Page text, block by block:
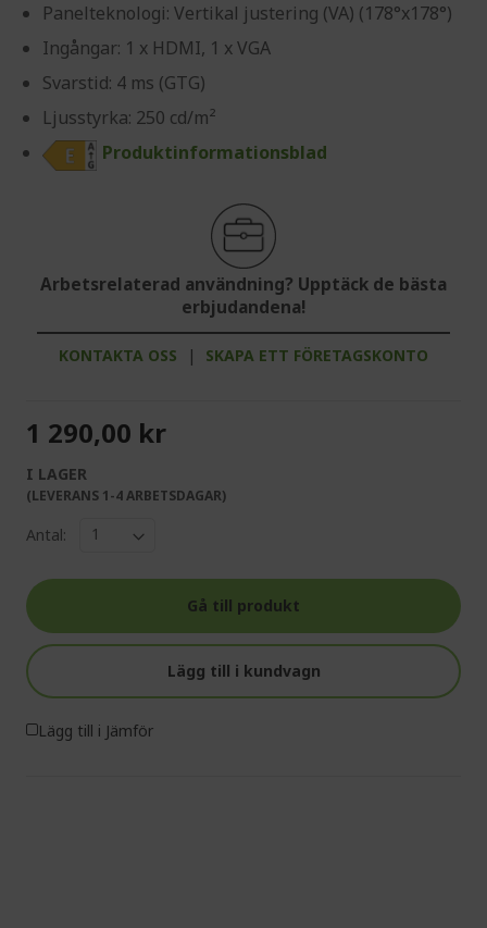
Panelteknologi: Vertikal justering (VA) (178°x178°)
Ingångar: 1 x HDMI, 1 x VGA
Svarstid: 4 ms (GTG)
Ljusstyrka: 250 cd/m²
Produktinformationsblad
Arbetsrelaterad användning? Upptäck de bästa
erbjudandena!
KONTAKTA OSS | SKAPA ETT FÖRETAGSKONTO
1 290,00 kr
I LAGER
(LEVERANS 1-4 ARBETSDAGAR)
Antal:
Gå till produkt
Lägg till i kundvagn
Lägg till i Jämför